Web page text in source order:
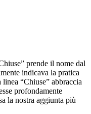
prende il nome dal
indicava la pratica
“Chiuse” abbraccia
profondamente
la nostra aggiunta più